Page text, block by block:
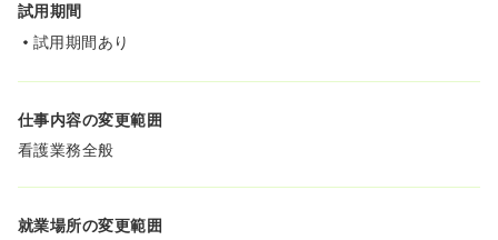
試用期間
試用期間あり
仕事内容の変更範囲
看護業務全般
就業場所の変更範囲